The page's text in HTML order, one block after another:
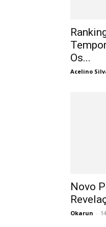
Os...
Acelino
Novo
Okarun -